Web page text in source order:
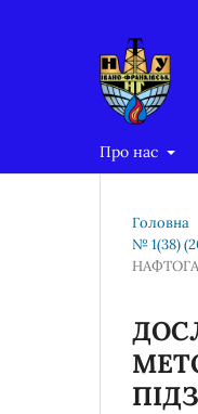
Про нас
Головна
№ 1(38)